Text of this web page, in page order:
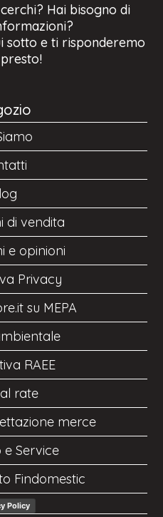
Hai bisogno di
sotto e ti risponderemo
di vendita
e opinioni
Privacy
su MEPA
RAEE
rate
merce
e Service
Findomestic
Policy